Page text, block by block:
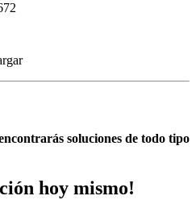
soluciones de todo tipo
hoy mismo!